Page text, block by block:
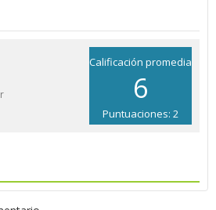
Calificación promedia
6
Puntuaciones: 2